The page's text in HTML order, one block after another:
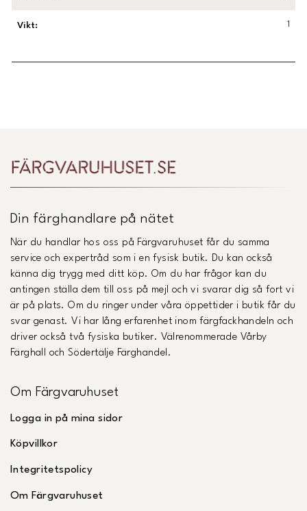
Vikt: 1
Din färghandlare på nätet
När du handlar hos oss på Färgvaruhuset får du samma
service och expertråd som i en fysisk butik. Du kan också
känna dig trygg med ditt köp. Om du har frågor kan du
antingen ställa dem till oss på mejl och vi svarar dig så fort vi
är på plats. Om du ringer under våra öppettider i butik får du
svar genast. Vi har lång erfarenhet inom färgfackhandeln och
driver också två fysiska butiker. Välrenommerade Vårby
Färghall och Södertälje Färghandel.
Om Färgvaruhuset
Logga in på mina sidor
Köpvillkor
Integritetspolicy
Om Färgvaruhuset